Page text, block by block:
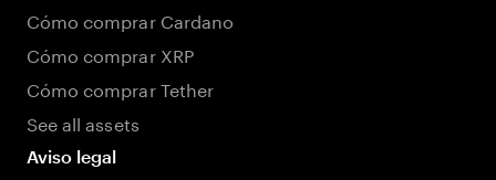
Cómo comprar Cardano
Cómo comprar XRP
Cómo comprar Tether
See all assets
Aviso legal